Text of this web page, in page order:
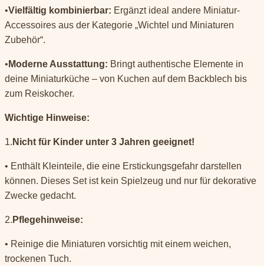
•Vielfältig kombinierbar: Ergänzt ideal andere Miniatur-
Accessoires aus der Kategorie „Wichtel und Miniaturen
Zubehör“.
• Moderne Ausstattung: Bringt authentische Elemente in
deine Miniaturküche – von Kuchen auf dem Backblech bis
zum Reiskocher.
Wichtige Hinweise:
1. Nicht für Kinder unter 3 Jahren geeignet!
• Enthält Kleinteile, die eine Erstickungsgefahr darstellen
können. Dieses Set ist kein Spielzeug und nur für dekorative
Zwecke gedacht.
2. Pflegehinweise:
• Reinige die Miniaturen vorsichtig mit einem weichen,
trockenen Tuch.